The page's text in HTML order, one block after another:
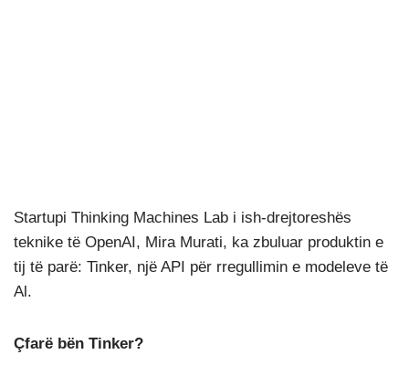
Startupi Thinking Machines Lab i ish-drejtoreshës
teknike të OpenAI, Mira Murati, ka zbuluar produktin e
tij të parë: Tinker, një API për rregullimin e modeleve të
Al.
Çfarë bën Tinker?